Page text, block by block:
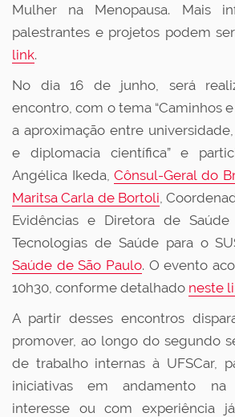
Mulher na Menopausa. Mais
palestrantes e projetos podem
link.
No dia 16 de junho, será
encontro, com o tema “Caminhos
a aproximação entre
e diplomacia científica” e
Angélica Ikeda,Cônsul-Geral do
Maritsa Carla de Bortoli,
Evidências e Diretora de
Tecnologias de Saúde para o
Saúde de São Paulo. O evento
10h30, conforme detalhado neste
A partir desses encontros
promover, ao longo do segundo
de trabalho internas à UFSCar,
iniciativas em andamento na
interesse ou com experiência